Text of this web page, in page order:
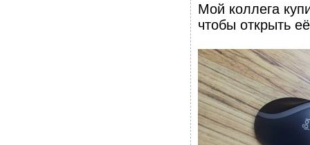
Мой коллега
чтобы открыть её